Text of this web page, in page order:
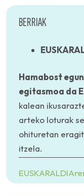
BERRIAK
Hamabost
egitasmoa da
kalean
arteko loturak
ohituretan
itzela.